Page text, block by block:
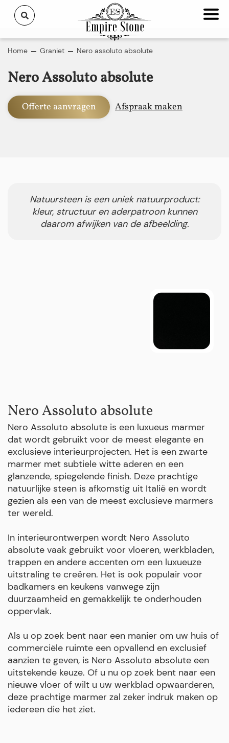
Home Graniet Nero assoluto absolute
Nero Assoluto absolute
Offerte aanvragen Afspraak maken
Natuursteen is een uniek natuurproduct:
kleur, structuur en aderpatroon kunnen
daarom afwijken van de afbeelding.
Nero Assoluto absolute
Nero Assoluto absolute is een luxueus marmer
dat wordt gebruikt voor de meest elegante en
exclusieve interieurprojecten. Het is een zwarte
marmer met subtiele witte aderen en een
glanzende, spiegelende finish. Deze prachtige
natuurlijke steen is afkomstig uit Italië en wordt
gezien als een van de meest exclusieve marmers
ter wereld.
In interieurontwerpen wordt Nero Assoluto
absolute vaak gebruikt voor vloeren, werkbladen,
trappen en andere accenten om een ​​luxueuze
uitstraling te creëren. Het is ook populair voor
badkamers en keukens vanwege zijn
duurzaamheid en gemakkelijk te onderhouden
oppervlak.
Als u op zoek bent naar een manier om uw huis of
commerciële ruimte een opvallend en exclusief
aanzien te geven, is Nero Assoluto absolute een
uitstekende keuze. Of u nu op zoek bent naar een
nieuwe vloer of wilt u uw werkblad opwaarderen,
deze prachtige marmer zal zeker indruk maken op
iedereen die het ziet.